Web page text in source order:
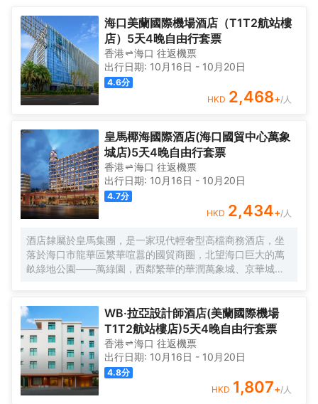
海口美蘭國際機場酒店（T1T2航站樓
店）5天4晚自由行套票
香港 海口 往返機票
出行日期: 10月16日 - 10月20日
4.6分
HKD 2,468+/人
皇馬椰海國際酒店(海口國貿中心萬象
城店)5天4晚自由行套票
香港 海口 往返機票
出行日期: 10月16日 - 10月20日
4.7分
HKD 2,434+/人
酒店隸屬於皇馬集團，是一家現代輕奢型高檔商務酒店，坐
落於海口市龍華區繁華喧囂的國貿商圈，北望海口巨大的萬
畝綠地公園——萬綠園，西鄰繁華的華潤萬象城、京華城；
施齊備，分有四個”闖海人“浪潮階段講述闖海故事。智能化配
套設施，超大的落地飄窗，為每一位為海南自貿港商旅入住
的賓客營造温馨舒適的休憩環境。酒店設置了高雅別緻的鮮
倉餐廳和海南風味一品派茶樓，根植海南本士特色文化，以
闖海、南洋僑鄉元素相融合，打造格調雅緻的海南品質茶樓
引領者，專屬配套內含茶室的超大中餐包廂——海口港、洋
浦港、三亞港、自貿港等特色包間，是宴請和聚會優質的選
WB·拉亞設計師酒店(美蘭國際機場
T1T2航站樓店)5天4晚自由行套票
香港 海口 往返機票
出行日期: 10月16日 - 10月20日
4.8分
HKD 1,807+/人